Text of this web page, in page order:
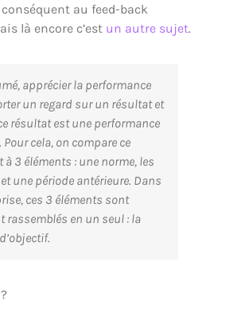
au feed-back
là encore c’est un autre sujet.
apprécier la performance
un regard sur un résultat et
résultat est une performance
Pour cela, on compare ce
à 3 éléments : une norme, les
une période antérieure. Dans
ces 3 éléments sont
rassemblés en un seul : la